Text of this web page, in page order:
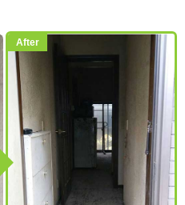
After